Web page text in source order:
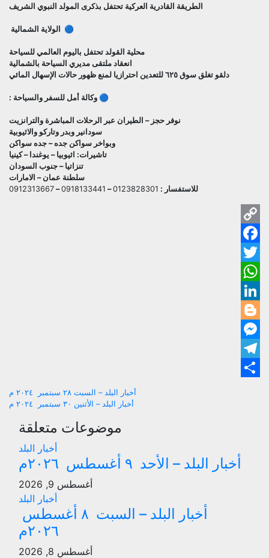
الطريقة القادرية العركية تحتفل بذكرى المولد النبوي الشريف
🔵 الولاية الشمالية
محلية القولد تحتفل باليوم العالمي للسياحة
انعقاد ملتقى مديري السياحة بالشمالية
دلقو تغلق سوق ٦٢٥ للتعدين احترازيا لمنع ظهور حالات الإسهال المائي
🔵 وكالة أمل للسفر والسياحة :
نوفر حجز – الطيران عبر الرحلات المباشرة والترانزيت
سودانير وبدر وتاركو والاثيوبية
وبواخر سواكن جده – جده سواكن
تاشيرات: اثيوبيا – يوغندا – كينيا
تنزاتيا – جنوب السودان
سلطنة عمان – الامارات
للاستفسار : 0123828301
–
0918133441
–
0912313667
أخبار البلد – السبت ٢٨ سبتمبر ٢٠٢٤ م
أخبار البلد – الأثنين ٣٠ سبتمبر ٢٠٢٤ م
موضوعات متعلقة
أخبار البلد
أخبار البلد – الأحد ٩ أغسطس ٢٠٢٦م
أغسطس 9, 2026
أخبار البلد
أخبار البلد – السبت ٨ أغسطس
٢٠٢٦م
أغسطس 8, 2026